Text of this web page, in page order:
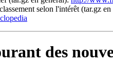
selon l'intérêt (tar.gz en
des